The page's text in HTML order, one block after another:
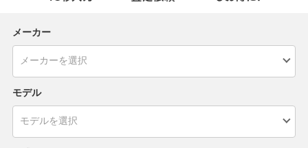
メーカー
モデル